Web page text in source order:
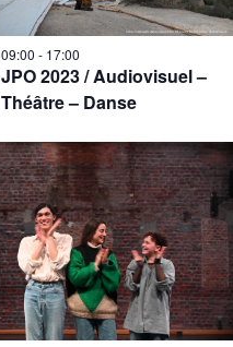
09:00- 17:00
JPO 2023 / Audiovisuel –
Théâtre – Danse